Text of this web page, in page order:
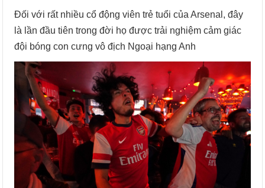
Đối với rất nhiều cổ động viên trẻ tuổi của Arsenal, đây
là lần đầu tiên trong đời họ được trải nghiệm cảm giác
đội bóng con cưng vô địch Ngoại hạng Anh